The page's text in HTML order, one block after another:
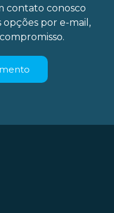
contato conosco
opções por e-mail,